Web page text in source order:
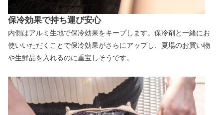
保冷効果で持ち運び安心
内側はアルミ生地で保冷効果をキープします。保冷剤と一緒にお
使いいただくことで保冷効果がさらにアップし、夏場のお買い物
や生鮮品を入れるのに重宝しそうです。